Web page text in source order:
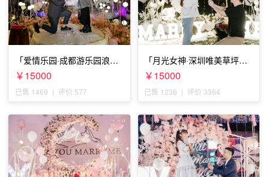
「爱情乐园·成都游乐园浪漫
求婚」
￥15000
已售 1469 | 评价 577
「月光女神·深圳唯美草坪浪
漫求婚」
￥15000
已售 1236 | 评价 3364